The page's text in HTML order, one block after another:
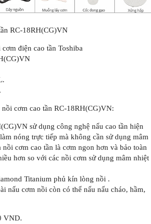
RC-18RH(CG)VN
điện cao tần Toshiba
cơm cao tần RC-18RH(CG)VN:
sử dụng công nghệ nấu cao tần hiện
nóng trực tiếp mà không cần sử dụng mâm
cơm cao tần là cơm ngon hơn và bảo toàn
hơn so với các nồi cơm sử dụng mâm nhiệt
Titanium phủ kín lòng nồi .
nấu cơm nồi còn có thể nấu nấu cháo, hầm,
VND.